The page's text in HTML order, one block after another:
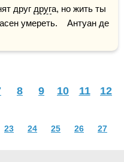
друг друга, но жить ты
умереть.    Антуан де
8 9 10 11
12
23 24 25 26
27